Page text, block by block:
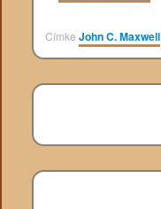
CímkeJohn C. Maxwell